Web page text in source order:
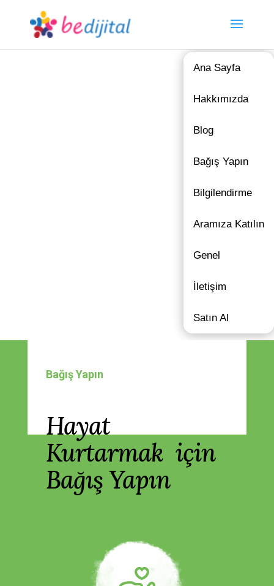
Ana Sayfa
Hakkımızda
Blog
Bağış Yapın
Bilgilendirme
Aramıza Katılın
Genel
İletişim
Satın Al
Bağış Yapın
Hayat
Kurtarmak için
Bağış Yapın